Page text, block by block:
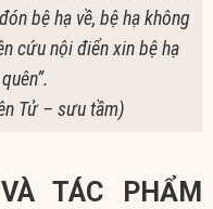
bệ hạ về, bệ hạ không
cứu nội điển xin bệ hạ
Tử – sưu tầm)
TÁC PHẨM